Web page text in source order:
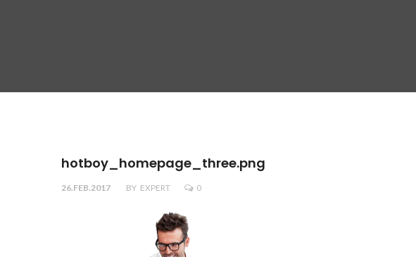
hotboy_homepage_three.png
26.FEB.2017 BY EXPERT 0